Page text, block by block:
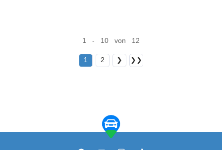
1 - 10 von 12
1 2 ❯ ❯❯